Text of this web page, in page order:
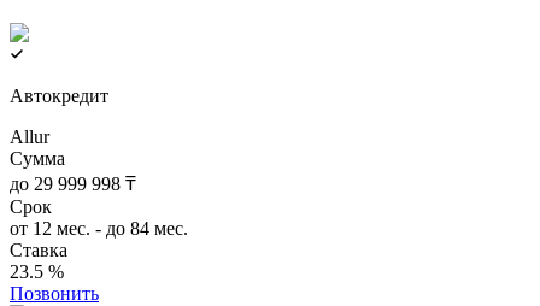
Автокредит
Allur
Сумма
до 29 999 998 ₸
Срок
от 12 мес. - до 84 мес.
Ставка
23.5 %
Позвонить